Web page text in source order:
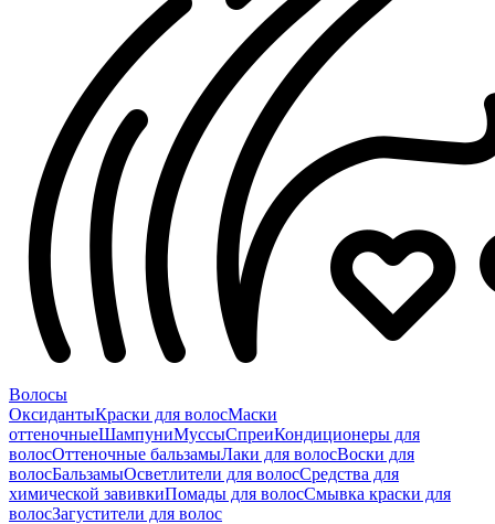
Волосы
ОксидантыКраски для волосМаски
оттеночныеШампуниМуссыСпреиКондиционеры для
волосОттеночные бальзамыЛаки для волосВоски для
волосБальзамыОсветлители для волосСредства для
химической завивкиПомады для волосСмывка краски для
волосЗагустители для волос